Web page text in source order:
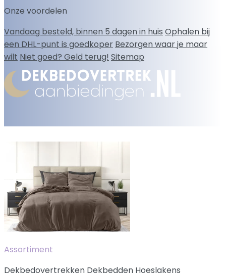
Onze voordelen
Vandaag besteld, binnen 5 dagen in huis Ophalen bij
een DHL-punt is goedkoper Bezorgen waar je maar
wilt Niet goed? Geld terug! Sitemap
Assortiment
Dekbedovertrekken Dekbedden Hoeslakens